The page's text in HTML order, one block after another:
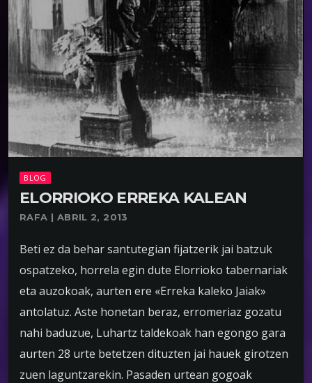
BLOG
ELORRIOKO ERREKA KALEAN
RAFA | ABRIL 2, 2013
Beti ez da behar santutegian fijatzerik jai batzuk
ospatzeko, horrela egin dute Elorrioko tabernariak
eta auzokoak, aurten ere «Erreka kaleko Jaiak»
antolatuz. Aste honetan beraz, erromeriaz gozatu
nahi baduzue, Luhartz taldekoak han egongo gara
aurten 28 urte betetzen dituzten jai hauek girotzen
zuen laguntzarekin. Pasaden urtean gogoak